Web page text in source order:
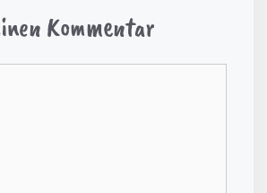
Kommentar